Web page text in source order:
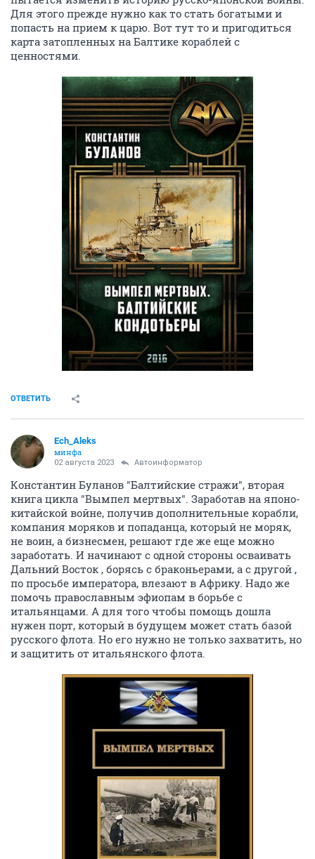
Для этого прежде нужно как то стать богатыми и
попасть на прием к царю. Вот тут то и пригодиться
карта затопленных на Балтике кораблей с
ценностями.
ОТВЕТИТЬ
Ech_Aleks
минфа
02 августа 2023 Автоинформатор
Константин Буланов "Балтийские стражи", вторая
книга цикла "Вымпел мертвых". Заработав на японо-
китайской войне, получив дополнительные корабли,
компания моряков и попаданца, который не моряк,
не воин, а бизнесмен, решают где же еще можно
заработать. И начинают с одной стороны осваивать
Дальний Восток , борясь с браконьерами, а с другой ,
по просьбе императора, влезают в Африку. Надо же
помочь православным эфиопам в борьбе с
итальянцами. А для того чтобы помощь дошла
нужен порт, который в будущем может стать базой
русского флота. Но его нужно не только захватить, но
и защитить от итальянского флота.